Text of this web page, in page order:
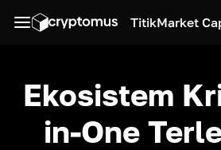
TitikMarket
Ekosistem
in-One